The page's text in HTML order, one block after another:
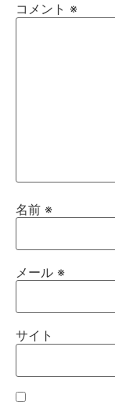
コメント ※
名前 ※
メール ※
サイト